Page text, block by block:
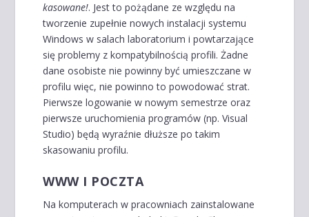
kasowane!. Jest to pożądane ze względu na
tworzenie zupełnie nowych instalacji systemu
Windows w salach laboratorium i powtarzające
się problemy z kompatybilnością profili. Żadne
dane osobiste nie powinny być umieszczane w
profilu więc, nie powinno to powodować strat.
Pierwsze logowanie w nowym semestrze oraz
pierwsze uruchomienia programów (np. Visual
Studio) będą wyraźnie dłuższe po takim
skasowaniu profilu.
WWW I POCZTA
Na komputerach w pracowniach zainstalowane